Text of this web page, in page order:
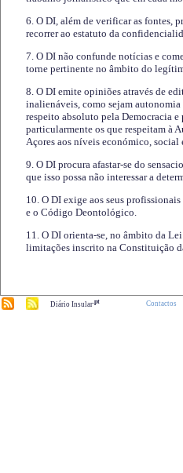
6. O DI, além de verificar as fontes,
recorrer ao estatuto da
7. O DI não confunde notícias e
torne pertinente no âmbito do
8. O DI emite opiniões através de
inalienáveis, como sejam autonomia
respeito absoluto pela Democracia e
particularmente os que respeitam à
Açores aos níveis económico,
9. O DI procura afastar-se do
que isso possa não interessar a
10. O DI exige aos seus
e o Código Deontológico.
11. O DI orienta-se, no âmbito da
limitações inscrito na Constituição
Diário Insular.pt Contactos